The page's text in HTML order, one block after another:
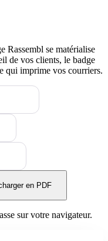
Rassembl se matérialise
de vos clients, le badge
qui imprime vos courriers.
en PDF
sur votre navigateur.